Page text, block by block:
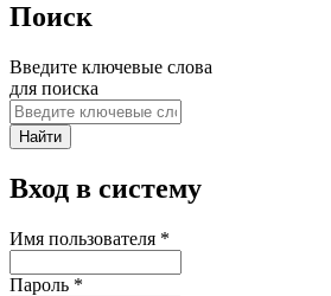
Поиск
Введите ключевые слова
для поиска
Вход в систему
Имя пользователя *
Пароль *